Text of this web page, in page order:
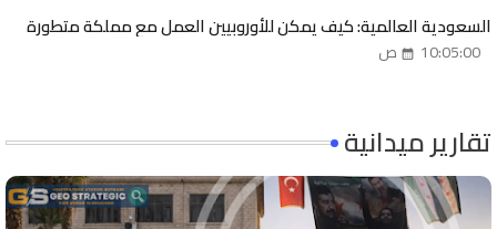
السعودية العالمية: كيف يمكن للأوروبيين العمل مع مملكة متطورة
10:05:00 ص
تقارير ميدانية